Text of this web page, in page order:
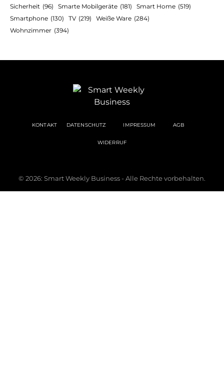
Sicherheit (96) Smarte Mobilgeräte (181) Smart Home (519)
Smartphone (130) TV (219) Weiße Ware (284)
Wohnzimmer (394)
KONTAKT DATENSCHUTZ IMPRESSUM AGB
WIDERRUF
© 2026: Smart Weekly Business - Alle Rechte vorbehalten.